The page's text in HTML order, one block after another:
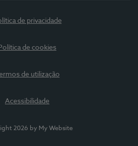
de privacidade
de cookies
de utilização
Acessibilidade
2026 by My Website